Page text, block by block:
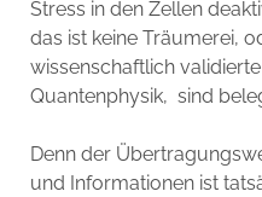
Stress in den Zellen
das ist keine Träumerei,
wissenschaftlich
Quantenphysik, sind
Denn der
und Informationen ist